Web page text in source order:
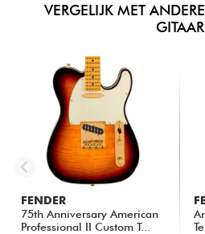
VERGELIJK MET
GITAAR
FENDER
75th Anniversary American
Professional II Custom T...